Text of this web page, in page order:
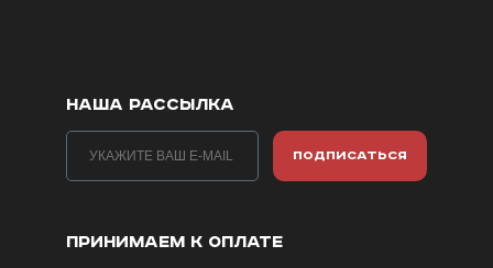
НАША РАССЫЛКА
ПОДПИСАТЬСЯ
ПРИНИМАЕМ К ОПЛАТЕ